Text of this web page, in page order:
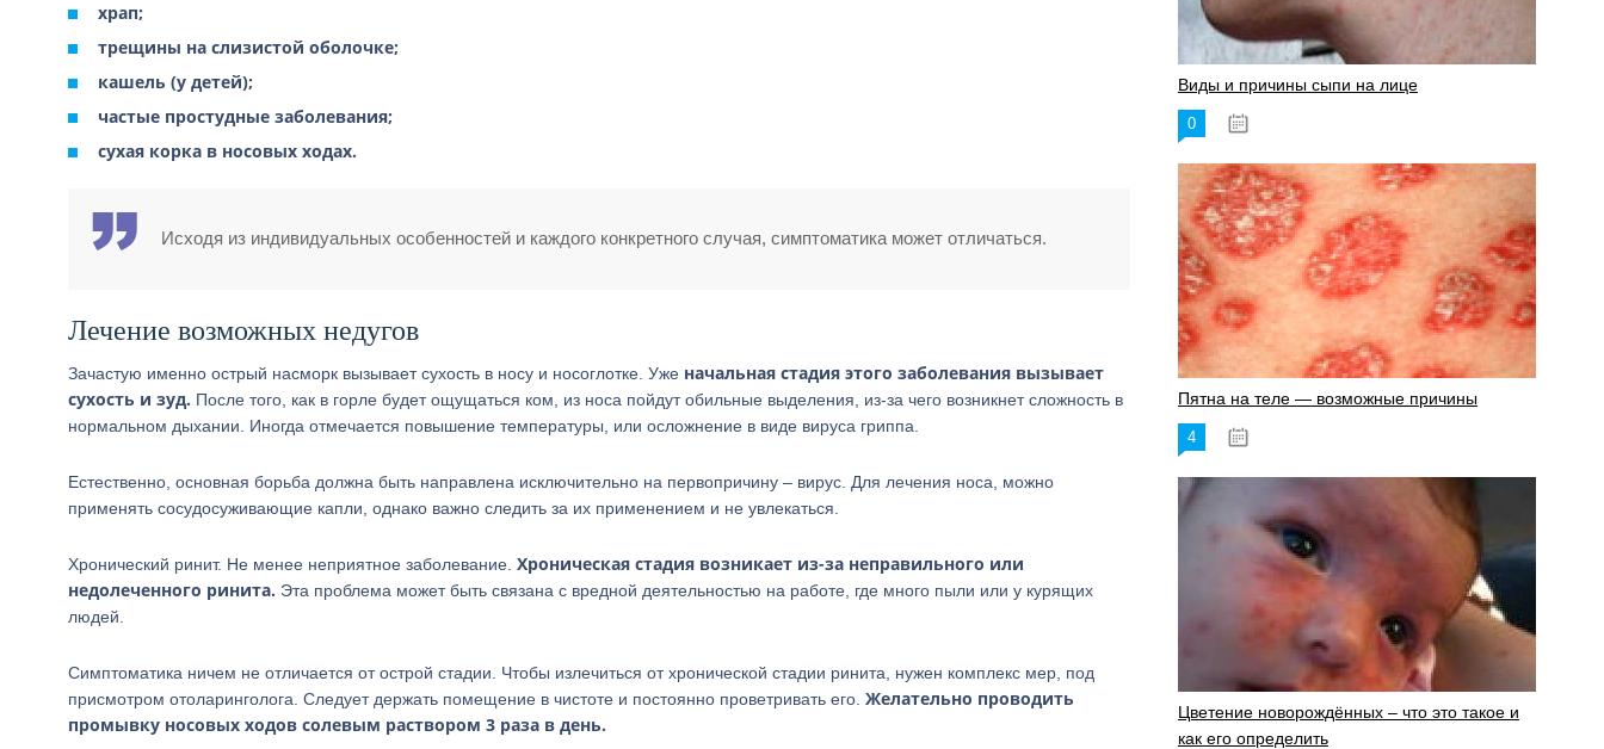
храп;
трещины на слизистой оболочке;
кашель (у детей);
частые простудные заболевания;
сухая корка в носовых ходах.
Исходя из индивидуальных особенностей и каждого конкретного случая, симптоматика может отличаться.
Лечение возможных недугов
Зачастую именно острый насморк вызывает сухость в носу и носоглотке. Уже начальная стадия этого заболевания вызывает
сухость и зуд. После того, как в горле будет ощущаться ком, из носа пойдут обильные выделения, из-за чего возникнет сложность в
нормальном дыхании. Иногда отмечается повышение температуры, или осложнение в виде вируса гриппа.
Естественно, основная борьба должна быть направлена исключительно на первопричину – вирус. Для лечения носа, можно
применять сосудосуживающие капли, однако важно следить за их применением и не увлекаться.
Хронический ринит. Не менее неприятное заболевание. Хроническая стадия возникает из-за неправильного или
недолеченного ринита. Эта проблема может быть связана с вредной деятельностью на работе, где много пыли или у курящих
людей.
Симптоматика ничем не отличается от острой стадии. Чтобы излечиться от хронической стадии ринита, нужен комплекс мер, под
присмотром отоларинголога. Следует держать помещение в чистоте и постоянно проветривать его. Желательно проводить
промывку носовых ходов солевым раствором 3 раза в день.
Виды и причины сыпи на лице
0
Пятна на теле — возможные причины
4
Цветение новорождённых – что это такое и
как его определить